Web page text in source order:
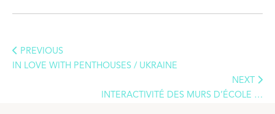
PREVIOUS
IN LOVE WITH PENTHOUSES / UKRAINE
NEXT
INTERACTIVITÉ DES MURS D’ÉCOLE …